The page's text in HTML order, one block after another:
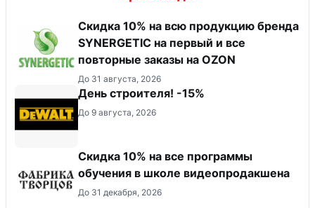
Скидка 10% на всю продукцию бренда
SYNERGETIC на первый и все
повторные заказы на OZON
До 31 августа, 2026
День строителя! -15%
До 9 августа, 2026
Скидка 10% на все программы
обучения в школе видеопродакшена
До 31 декабря, 2026